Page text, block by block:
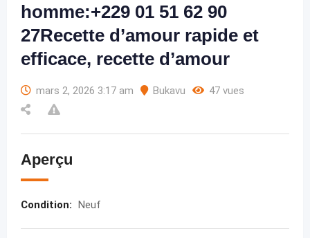
homme:+229 01 51 62 90
27Recette d’amour rapide et
efficace, recette d’amour
mars 2, 2026 3:17 am Bukavu 47 vues
Aperçu
Condition: Neuf